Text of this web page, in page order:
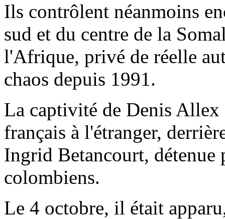
Ils contrôlent néanmoins
sud et du centre de la
l'Afrique, privé de réelle
chaos depuis 1991.
La captivité de Denis Allex
français à l'étranger,
Ingrid Betancourt, détenue
colombiens.
Le 4 octobre, il était